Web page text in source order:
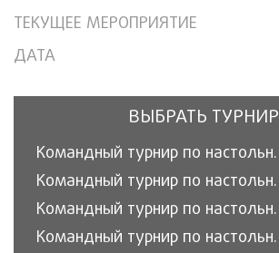
ТЕКУЩЕЕ МЕРОПРИЯТИЕ
ДАТА
ВЫБРАТЬ ТУРНИР